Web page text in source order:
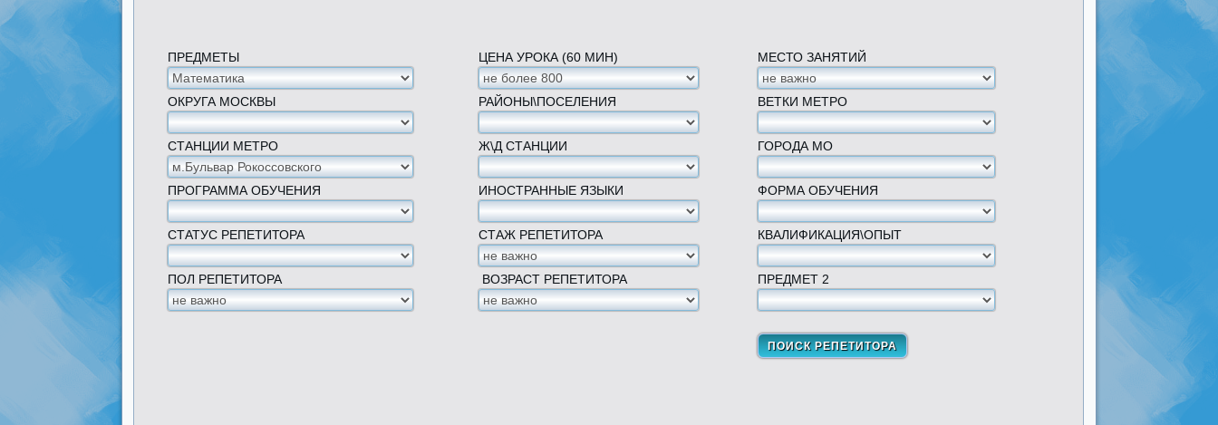
ПРЕДМЕТЫ ЦЕНА УРОКА (60 МИН) МЕСТО ЗАНЯТИЙ
ОКРУГА МОСКВЫ РАЙОНЫ\ПОСЕЛЕНИЯ ВЕТКИ МЕТРО
СТАНЦИИ МЕТРО Ж\Д СТАНЦИИ ГОРОДА МО
ПРОГРАММА ОБУЧЕНИЯ ИНОСТРАННЫЕ ЯЗЫКИ ФОРМА ОБУЧЕНИЯ
СТАТУС РЕПЕТИТОРА СТАЖ РЕПЕТИТОРА КВАЛИФИКАЦИЯ\ОПЫТ
ПОЛ РЕПЕТИТОРА ВОЗРАСТ РЕПЕТИТОРА ПРЕДМЕТ 2